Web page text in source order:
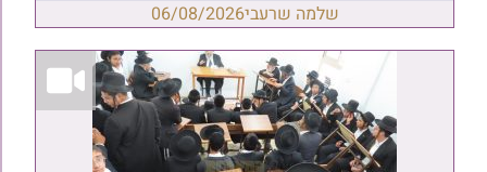
שלמה שרעבי06/08/2026